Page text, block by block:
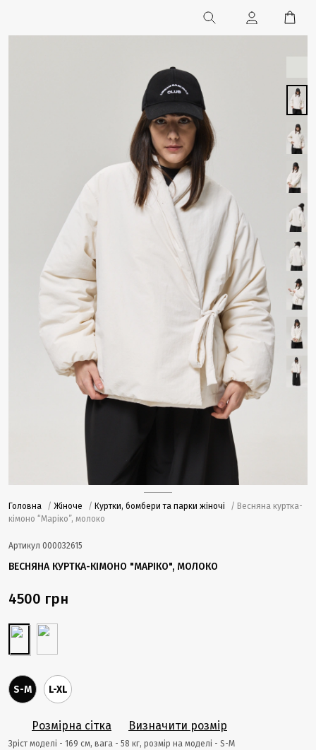
Головна / Жіноче / Куртки, бомбери та парки жіночі
/ Весняна куртка-
кімоно “Маріко”, молоко
Артикул 000032615
ВЕСНЯНА КУРТКА-КІМОНО "МАРІКО", МОЛОКО
4500 грн
S-M L-XL
Розмірна сітка Визначити розмір
Зріст моделі - 169 cм, вага - 58 кг, розмір на моделі - S-M